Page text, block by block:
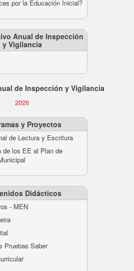
por la Educación Inicial?
Anual de Inspección
y Vigilancia
de Inspección y Vigilancia
2026
y Proyectos
de Lectura y Escritura
de los EE al Plan de
Didácticos
- MEN
Pruebas Saber